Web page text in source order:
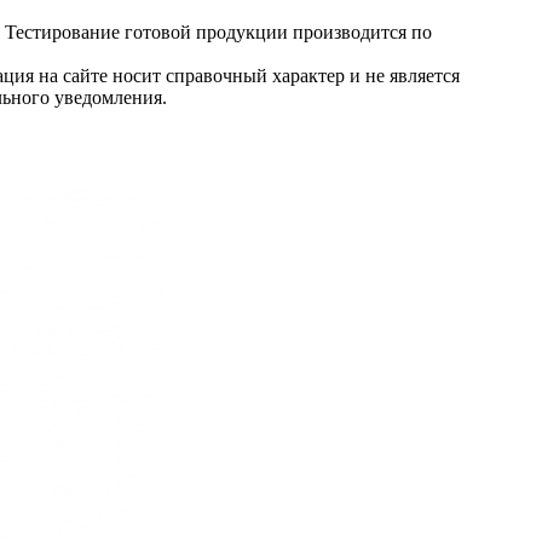
готовой продукции производится по
на сайте носит справочный характер и не является
уведомления.